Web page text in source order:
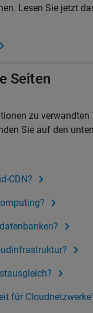
Lesen Sie jetzt
Seiten
zu verwandten
Sie auf den
CDN?
für